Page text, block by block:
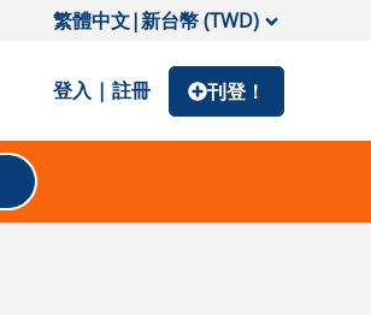
繁體中文|新台幣 (TWD)
登入 | 註冊 刊登！